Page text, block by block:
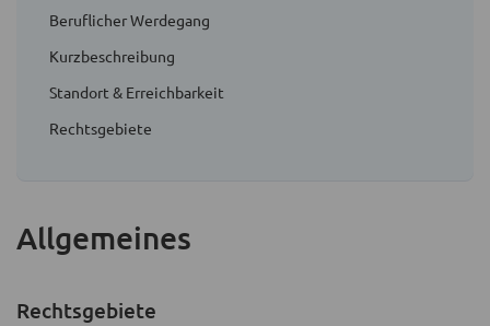
Beruflicher Werdegang
Kurzbeschreibung
Standort & Erreichbarkeit
Rechtsgebiete
Allgemeines
Rechtsgebiete